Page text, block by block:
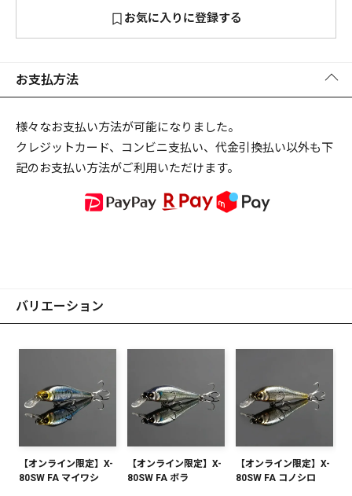
2026NEW PRODUCTS
リセット この内容で検索する
お気に入りに登録する
お支払方法
様々なお支払い方法が可能になりました。
クレジットカード、コンビニ支払い、代金引換払い以外も下
記のお支払い方法がご利用いただけます。
バリエーション
【オンライン限定】X-
80SW FA マイワシ
【オンライン限定】X-
80SW FA ボラ
【オンライン限定】X-
80SW FA コノシロ